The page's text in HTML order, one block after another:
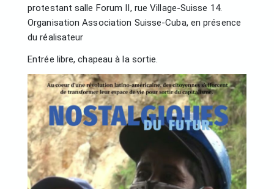
protestant salle Forum II, rue Village-Suisse 14.
Organisation Association Suisse-Cuba, en présence
du réalisateur
Entrée libre, chapeau à la sortie.